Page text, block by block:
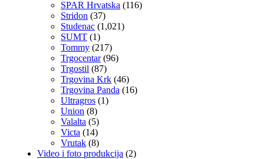
SPAR Hrvatska (116)
Stridon (37)
Studenac (1,021)
SUMT (1)
Tommy (217)
Trgocentar(96)
Trgostil (87)
Trgovina Krk (46)
Trgovina Panda (16)
Ultragros (1)
Union (8)
Valalta (5)
Victa (14)
Vrutak (8)
Video i foto produkcija (2)